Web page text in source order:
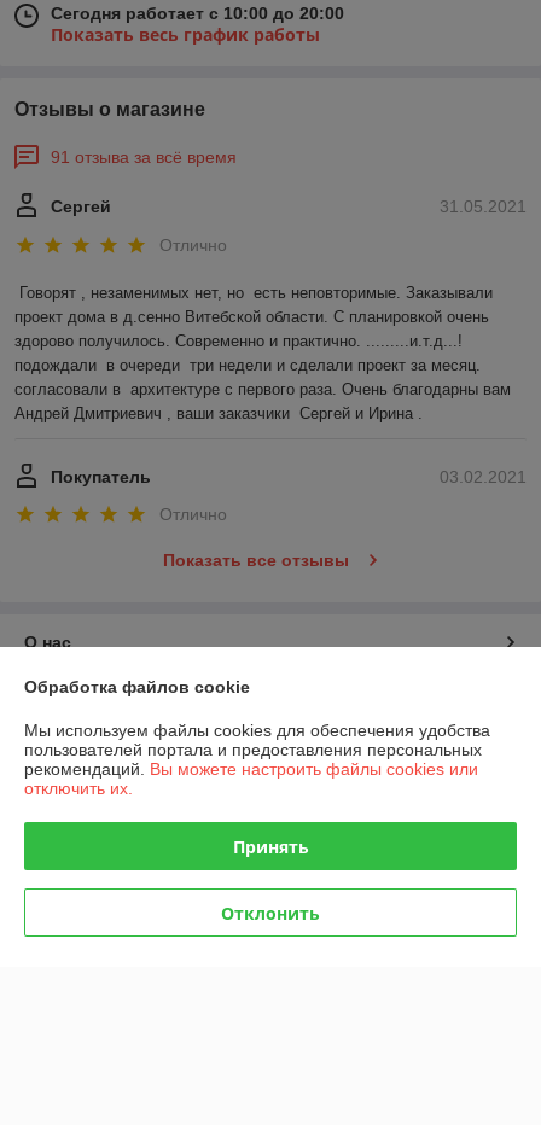
Сегодня работает с 10:00 до 20:00
Показать весь график работы
Отзывы о магазине
91 отзыва за всё время
31.05.2021
Сергей
Отлично
Говорят , незаменимых нет, но  есть неповторимые. Заказывали
проект дома в д.сенно Витебской области. С планировкой очень
здорово получилось. Современно и практично. .........и.т.д...!
подождали  в очереди  три недели и сделали проект за месяц.
согласовали в  архитектуре с первого раза. Очень благодарны вам
Андрей Дмитриевич , ваши заказчики  Сергей и Ирина .
03.02.2021
Покупатель
Отлично
Показать все отзывы
О нас
Контакты
Доставка и оплата
Полная версия сайта
Политика обработки cookies
Обработка файлов cookie
Мы используем файлы cookies для обеспечения удобства
пользователей портала и предоставления персональных
рекомендаций. Вы можете настроить файлы cookies или
отключить их.
Принять
Отклонить